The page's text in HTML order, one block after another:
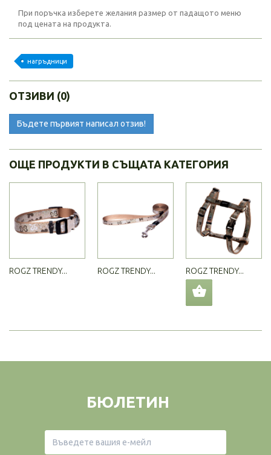
При поръчка изберете желания размер от падащото меню
под цената на продукта.
нагръдници
ОТЗИВИ (0)
Бъдете първият написал отзив!
ОЩЕ ПРОДУКТИ В СЪЩАТА КАТЕГОРИЯ
ROGZ TRENDY... ROGZ TRENDY... ROGZ TRENDY...
БЮЛЕТИН